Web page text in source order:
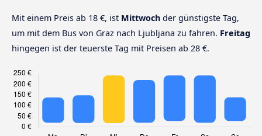
Mit einem Preis ab 18 €, ist Mittwoch der günstigste Tag,
um mit dem Bus von Graz nach Ljubljana zu fahren. Freitag
hingegen ist der teuerste Tag mit Preisen ab 28 €.